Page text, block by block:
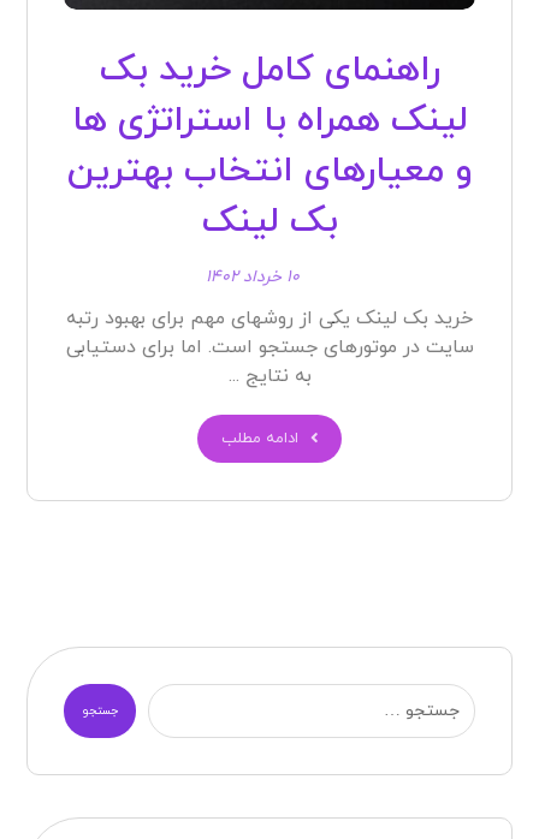
راهنمای کامل خرید بک
لینک همراه با استراتژی ها
و معیارهای انتخاب بهترین
بک لینک
۱۰ خرداد ۱۴۰۲
خرید بک لینک یکی از روشهای مهم برای بهبود رتبه
سایت در موتورهای جستجو است. اما برای دستیابی
به نتایج ...
ادامه مطلب
جستجو